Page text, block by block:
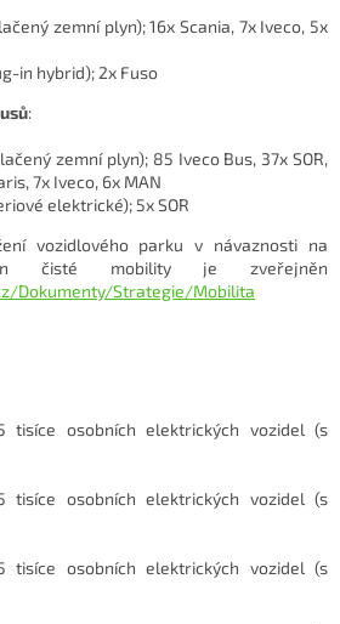
zemní plyn); 16x Scania, 7x Iveco, 5x
in hybrid); 2x Fuso
:
zemní plyn); 85 Iveco Bus, 37x SOR,
7x Iveco, 6x MAN
elektrické); 5x SOR
vozidlového parku v návaznosti na
čisté mobility je zveřejněn
Dokumenty/Strategie/Mobilita